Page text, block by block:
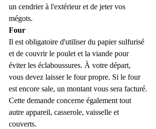
un cendrier à l'extérieur et de jeter vos
mégots.
Four
Il est obligatoire d'utiliser du papier sulfurisé
et de couvrir le poulet et la viande pour
éviter les éclaboussures. À votre départ,
vous devez laisser le four propre. Si le four
est encore sale, un montant vous sera facturé.
Cette demande concerne également tout
autre appareil, casserole, vaisselle et
couverts.